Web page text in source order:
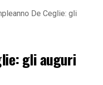
De Ceglie: gli
gli auguri